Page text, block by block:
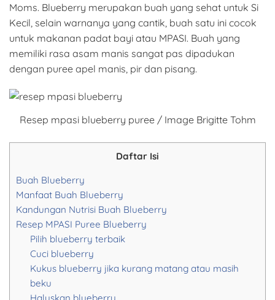
Moms. Blueberry merupakan buah yang sehat untuk Si
Kecil, selain warnanya yang cantik, buah satu ini cocok
untuk makanan padat bayi atau MPASI. Buah yang
memiliki rasa asam manis sangat pas dipadukan
dengan puree apel manis, pir dan pisang.
Resep mpasi blueberry puree / Image Brigitte Tohm
Daftar Isi
Buah Blueberry
Manfaat Buah Blueberry
Kandungan Nutrisi Buah Blueberry
Resep MPASI Puree Blueberry
Pilih blueberry terbaik
Cuci blueberry
Kukus blueberry jika kurang matang atau masih
beku